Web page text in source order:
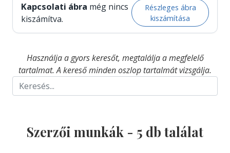
Kapcsolati ábra még nincs
kiszámítva.
Részleges ábra
kiszámítása
Használja a gyors keresőt, megtalálja a megfelelő
tartalmat. A kereső minden oszlop tartalmát vizsgálja.
Szerzői munkák - 5 db találat